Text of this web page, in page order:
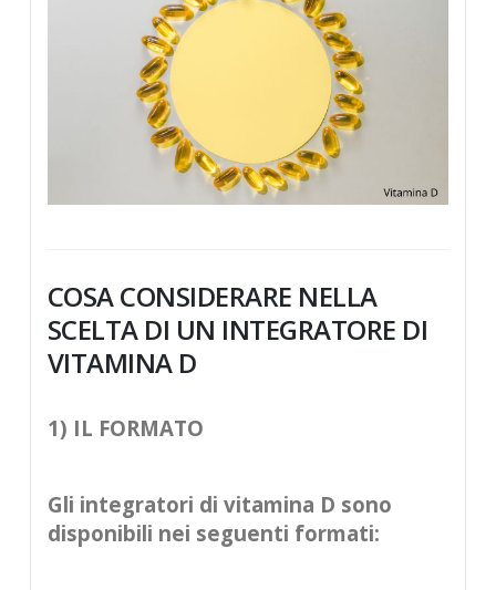
COSA CONSIDERARE NELLA
SCELTA DI UN INTEGRATORE DI
VITAMINA D
1) IL FORMATO
Gli integratori di vitamina D sono
disponibili nei seguenti formati: